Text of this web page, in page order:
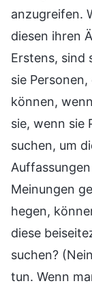
anzugreifen.
diesen ihren
Erstens, sind
sie
können,
sie, wenn sie
suchen, um
Meinungen
hegen,
diese
suchen?
tun. Wenn